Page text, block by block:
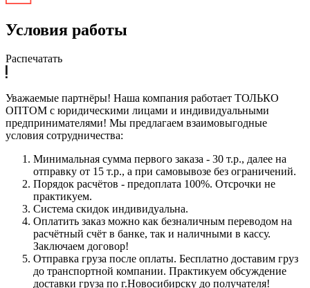
Условия работы
Распечатать
Уважаемые партнёры! Наша компания работает ТОЛЬКО
ОПТОМ с юридическими лицами и индивидуальными
предпринимателями! Мы предлагаем взаимовыгодные
условия сотрудничества:
Минимальная сумма первого заказа - 30 т.р., далее на
отправку от 15 т.р., а при самовывозе без ограничений.
Порядок расчётов - предоплата 100%. Отсрочки не
практикуем.
Система скидок индивидуальна.
Оплатить заказ можно как безналичным переводом на
расчётный счёт в банке, так и наличными в кассу.
Заключаем договор!
Отправка груза после оплаты. Бесплатно доставим груз
до транспортной компании. Практикуем обсуждение
доставки груза по г.Новосибирску до получателя!